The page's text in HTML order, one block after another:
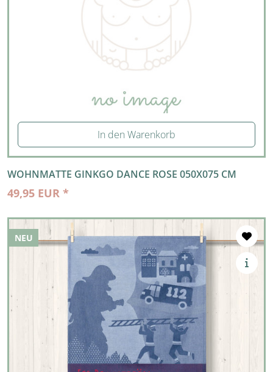
In den Warenkorb
WOHNMATTE GINKGO DANCE ROSE 050X075 CM
49,95 EUR *
NEU
NEU